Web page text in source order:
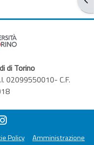
di Torino
02099550010- C.F.
Policy
Amministrazione